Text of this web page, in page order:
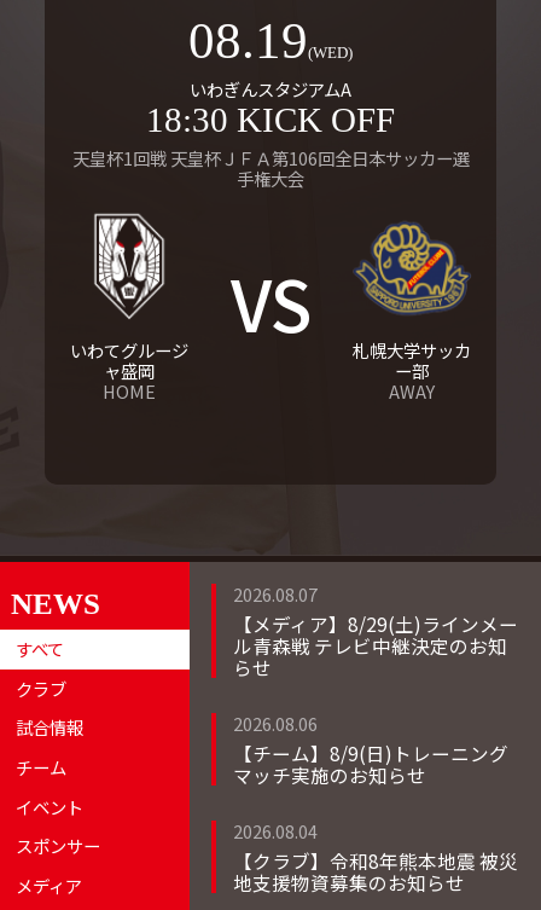
08.19(WED)
いわぎんスタジアムA
18:30 KICK OFF
天皇杯1回戦 天皇杯ＪＦＡ第106回全日本サッカー選
手権大会
いわてグルージ
ャ盛岡
HOME
VS
札幌大学サッカ
ー部
AWAY
NEWS
すべて
クラブ
試合情報
チーム
イベント
スポンサー
メディア
2026.08.07
【メディア】8/29(土)ラインメー
ル青森戦 テレビ中継決定のお知
らせ
2026.08.06
【チーム】8/9(日)トレーニング
マッチ実施のお知らせ
2026.08.04
【クラブ】令和8年熊本地震 被災
地支援物資募集のお知らせ